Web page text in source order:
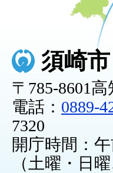
須崎市
〒785-8601
電話： 0889-
7320
開庁時間：
（土曜・日